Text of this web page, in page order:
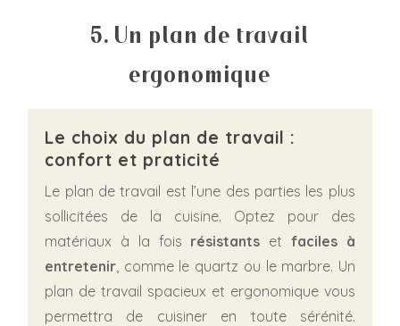
5. Un plan de travail
ergonomique
Le choix du plan de travail :
confort et praticité
Le plan de travail est l’une des parties les plus
sollicitées de la cuisine. Optez pour des
matériaux à la fois résistants etfaciles à
entretenir , comme le quartz ou le marbre. Un
plan de travail spacieux et ergonomique vous
permettra de cuisiner en toute sérénité.